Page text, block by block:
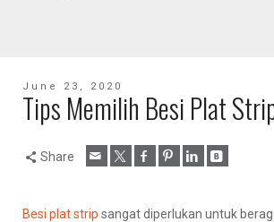
June 23, 2020
Tips Memilih Besi Plat
Share
Besi plat strip sangat diperlukan untuk